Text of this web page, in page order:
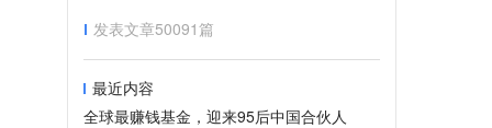
发表文章50091篇
最近内容
全球最赚钱基金，迎来95后中国合伙人